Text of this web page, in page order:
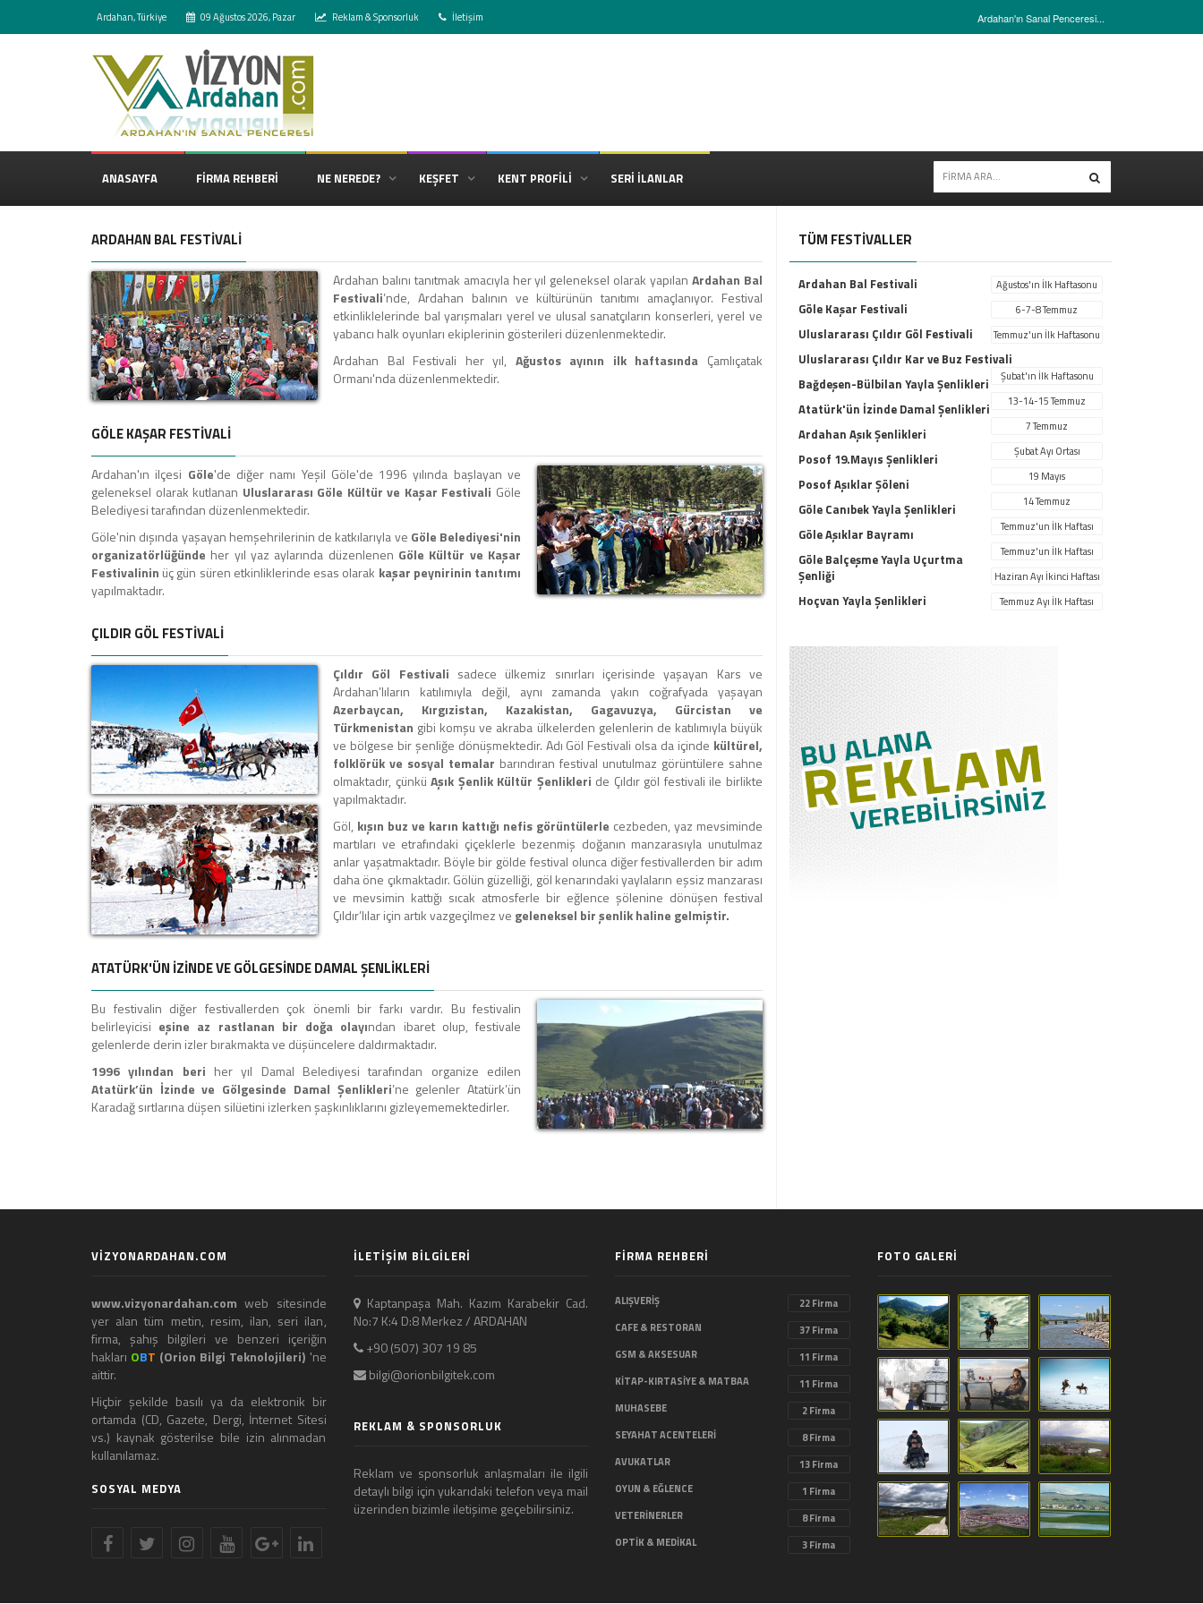
Ardahan, Türkiye 09 Ağustos 2026, Pazar Reklam & Sponsorluk İletişim Ardahan'ın Sanal Penceresi...
ANASAYFA FİRMA REHBERİ NE NEREDE? KEŞFET KENT PROFİLİ SERİ İLANLAR
ARDAHAN BAL FESTİVALİ
Ardahan balını tanıtmak amacıyla her yıl geleneksel olarak yapılanArdahan Bal
Festivali’nde, Ardahan balının ve kültürünün tanıtımı amaçlanıyor. Festival
etkinliklelerinde bal yarışmaları yerel ve ulusal sanatçıların konserleri, yerel ve
yabancı halk oyunları ekiplerinin gösterileri düzenlenmektedir.
Ardahan Bal Festivali her yıl, Ağustos ayının ilk haftasında Çamlıçatak
Ormanı'nda düzenlenmektedir.
GÖLE KAŞAR FESTİVALİ
Ardahan'ın ilçesi Göle'de diğer namı Yeşil Göle'de 1996 yılında başlayan ve
geleneksel olarak kutlanan Uluslararası Göle Kültür ve Kaşar Festivali Göle
Belediyesi tarafından düzenlenmektedir.
Göle'nin dışında yaşayan hemşehrilerinin de katkılarıyla ve Göle Belediyesi'nin
organizatörlüğünde her yıl yaz aylarında düzenlenen Göle Kültür ve Kaşar
Festivalinin üç gün süren etkinliklerinde esas olarak kaşar peynirinin tanıtımı
yapılmaktadır.
ÇILDIR GÖL FESTİVALİ
Çıldır Göl Festivali sadece ülkemiz sınırları içerisinde yaşayan Kars ve
Ardahan’lıların katılımıyla değil, aynı zamanda yakın coğrafyada yaşayan
Azerbaycan, Kırgızistan, Kazakistan, Gagavuzya, Gürcistan ve
Türkmenistan gibi komşu ve akraba ülkelerden gelenlerin de katılımıyla büyük
ve bölgese bir şenliğe dönüşmektedir. Adı Göl Festivali olsa da içinde kültürel,
folklörük ve sosyal temalar barındıran festival unutulmaz görüntülere sahne
olmaktadır, çünküAşık Şenlik Kültür Şenlikleri de Çıldır göl festivali ile birlikte
yapılmaktadır.
Göl, kışın buz ve karın kattığı nefis görüntülerle cezbeden, yaz mevsiminde
martıları ve etrafındaki çiçeklerle bezenmiş doğanın manzarasıyla unutulmaz
anlar yaşatmaktadır. Böyle bir gölde festival olunca diğer festivallerden bir adım
daha öne çıkmaktadır. Gölün güzelliği, göl kenarındaki yaylaların eşsiz manzarası
ve mevsimin kattığı sıcak atmosferle bir eğlence şölenine dönüşen festival
Çıldır’lılar için artık vazgeçilmez ve geleneksel bir şenlik haline gelmiştir.
ATATÜRK'ÜN İZİNDE VE GÖLGESİNDE DAMAL ŞENLİKLERİ
Bu festivalin diğer festivallerden çok önemli bir farkı vardır. Bu festivalin
belirleyicisi eşine az rastlanan bir doğa olayından ibaret olup, festivale
gelenlerde derin izler bırakmakta ve düşüncelere daldırmaktadır.
1996 yılından beri her yıl Damal Belediyesi tarafından organize edilen
Atatürk’ün İzinde ve Gölgesinde Damal Şenlikleri’ne gelenler Atatürk’ün
Karadağ sırtlarına düşen silüetini izlerken şaşkınlıklarını gizleyememektedirler.
TÜM FESTİVALLER
Ardahan Bal Festivali Ağustos'ın İlk Haftasonu
Göle Kaşar Festivali 6-7-8 Temmuz
Uluslararası Çıldır Göl Festivali Temmuz'un İlk Haftasonu
Uluslararası Çıldır Kar ve Buz Festivali
Şubat'ın İlk Haftasonu
Bağdeşen-Bülbilan Yayla Şenlikleri
13-14-15 Temmuz
Atatürk'ün İzinde Damal Şenlikleri
7 Temmuz
Ardahan Aşık Şenlikleri
Şubat Ayı Ortası
Posof 19.Mayıs Şenlikleri
19 Mayıs
Posof Aşıklar Şöleni
14 Temmuz
Göle Canıbek Yayla Şenlikleri
Temmuz'un İlk Haftası
Göle Aşıklar Bayramı
Temmuz'un İlk Haftası
Göle Balçeşme Yayla Uçurtma
Şenliği
Haziran Ayı İkinci Haftası
Hoçvan Yayla Şenlikleri Temmuz Ayı İlk Haftası
VİZYONARDAHAN.COM
www.vizyonardahan.com web sitesinde
yer alan tüm metin, resim, ilan, seri ilan,
firma, şahış bilgileri ve benzeri içeriğin
hakları OBT (Orion Bilgi Teknolojileri) 'ne
aittir.
Hiçbir şekilde basılı ya da elektronik bir
ortamda (CD, Gazete, Dergi, İnternet Sitesi
vs.) kaynak gösterilse bile izin alınmadan
kullanılamaz.
SOSYAL MEDYA
İLETİŞİM BİLGİLERİ
Kaptanpaşa Mah. Kazım Karabekir Cad.
No:7 K:4 D:8 Merkez / ARDAHAN
+90 (507) 307 19 85
bilgi@orionbilgitek.com
REKLAM & SPONSORLUK
Reklam ve sponsorluk anlaşmaları ile ilgili
detaylı bilgi için yukarıdaki telefon veya mail
üzerinden bizimle iletişime geçebilirsiniz.
FİRMA REHBERİ
ALIŞVERİŞ
22 Firma
CAFE & RESTORAN
37 Firma
GSM & AKSESUAR
11 Firma
KİTAP-KIRTASİYE & MATBAA
11 Firma
MUHASEBE
2 Firma
SEYAHAT ACENTELERİ
8 Firma
AVUKATLAR
13 Firma
OYUN & EĞLENCE
1 Firma
VETERİNERLER
8 Firma
OPTİK & MEDİKAL
3 Firma
FOTO GALERİ